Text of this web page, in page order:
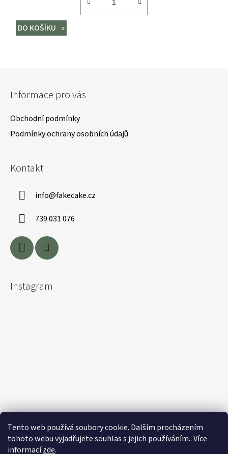
Tento web používá soubory cookie. Dalším procházením
tohoto webu vyjadřujete souhlas s jejich používáním.. Více
informacízde.
DO KOŠÍKU
Informace pro vás
Obchodní podmínky
Podmínky ochrany osobních údajů
Kontakt
info@fakecake.cz
739 031 076
Instagram